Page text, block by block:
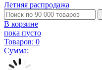
Летняя распродажа
В корзине
пока пусто
Товаров: 0
Сумма: